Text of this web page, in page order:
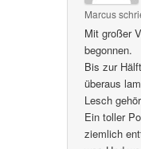
Marcus
Mit großer
begonnen.
Bis zur
überaus
Lesch
Ein toller
ziemlich